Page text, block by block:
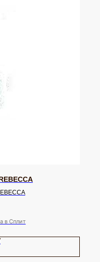
в Сплит